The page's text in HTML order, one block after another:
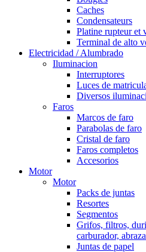
Caches
Condensateurs
Platine rupteur et
Terminal de alto
Electricidad / Alumbrado
Iluminacion
Interruptores
Luces de
Diversos
Faros
Marcos de faro
Parabolas de faro
Cristal de faro
Faros completos
Accesorios
Motor
Motor
Packs de juntas
Resortes
Segmentos
Grifos, filtros,
carburador,
Juntas de papel